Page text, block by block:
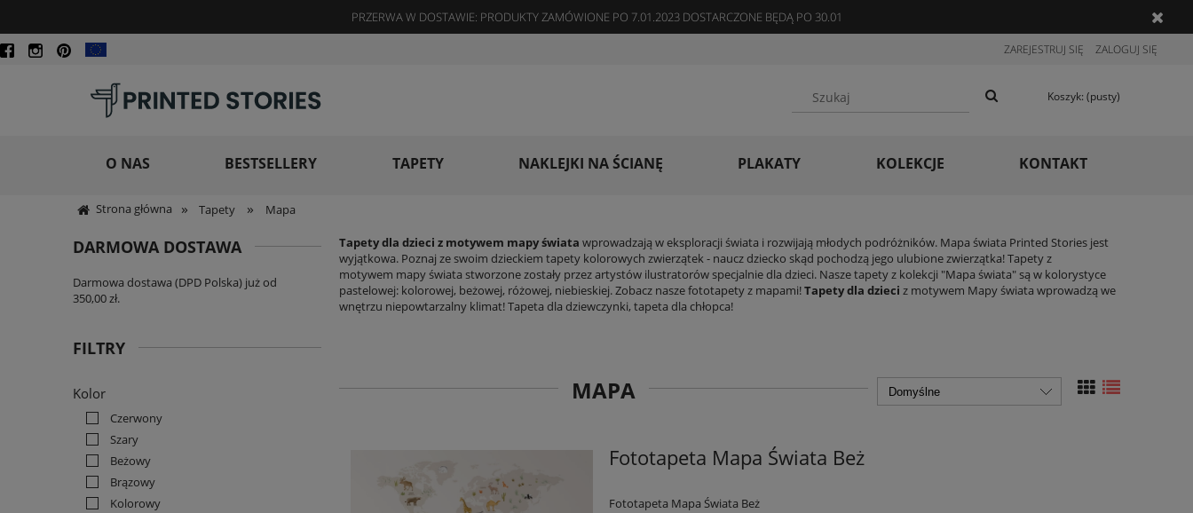
PRZERWA W DOSTAWIE: PRODUKTY ZAMÓWIONE PO 7.01.2023 DOSTARCZONE BĘDĄ PO 30.01
ZAREJESTRUJ SIĘ ZALOGUJ SIĘ
Koszyk: (pusty)
O NAS BESTSELLERY TAPETY NAKLEJKI NA ŚCIANĘ PLAKATY KOLEKCJE KONTAKT
Strona główna » Tapety » Mapa
DARMOWA DOSTAWA
Darmowa dostawa (DPD Polska) już od
350,00 zł.
FILTRY
Kolor
Czerwony
Szary
Beżowy
Brązowy
Kolorowy
Tapety dla dzieci z motywem mapy świata wprowadzają w eksploracji świata i rozwijają młodych podróżników. Mapa świata Printed Stories jest
wyjątkowa. Poznaj ze swoim dzieckiem tapety kolorowych zwierzątek - naucz dziecko skąd pochodzą jego ulubione zwierzątka! Tapety z
motywem mapy świata stworzone zostały przez artystów ilustratorów specjalnie dla dzieci. Nasze tapety z kolekcji "Mapa świata" są w kolorystyce
pastelowej: kolorowej, beżowej, różowej, niebieskiej. Zobacz nasze fototapety z mapami!Tapety dla dzieci z motywem Mapy świata wprowadzą we
wnętrzu niepowtarzalny klimat! Tapeta dla dziewczynki, tapeta dla chłopca!
MAPA
Fototapeta Mapa Świata Beż
Fototapeta Mapa Świata Beż